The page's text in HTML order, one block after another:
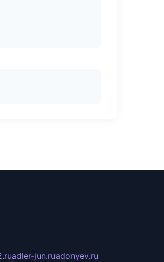
adler-jun.ruadonyev.ru